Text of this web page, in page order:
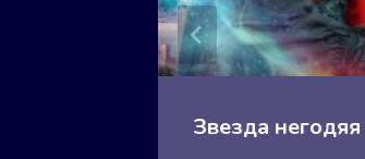
Звезда негодяя